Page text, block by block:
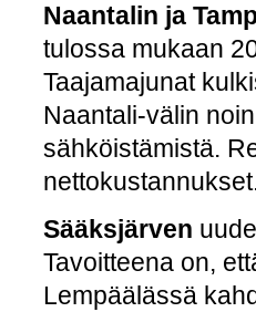
Naantalin ja
tulossa mukaan
Taajamajunat
Naantali-välin
sähköistämistä.
Sääksjärven
Tavoitteena on,
Lempäälässä